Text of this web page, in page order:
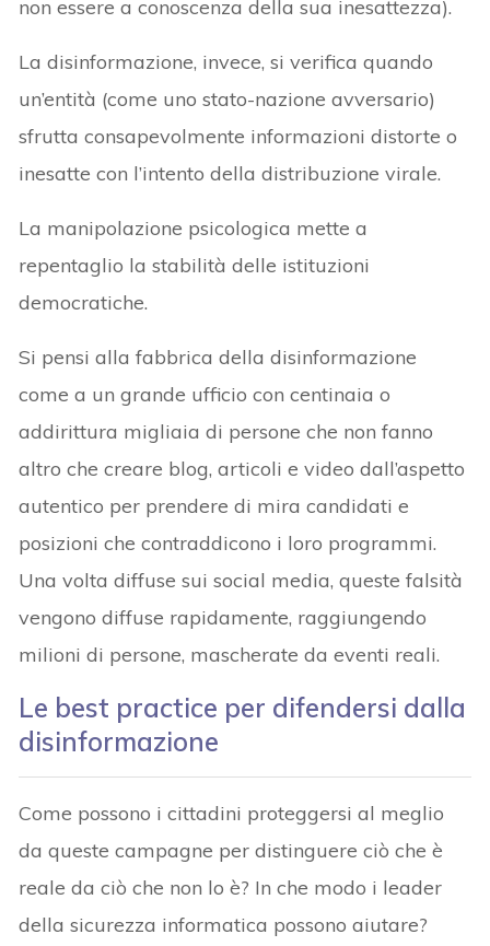
non essere a conoscenza della sua inesattezza).
La disinformazione, invece, si verifica quando
un’entità (come uno stato-nazione avversario)
sfrutta consapevolmente informazioni distorte o
inesatte con l’intento della distribuzione virale.
La manipolazione psicologica mette a
repentaglio la stabilità delle istituzioni
democratiche.
Si pensi alla fabbrica della disinformazione
come a un grande ufficio con centinaia o
addirittura migliaia di persone che non fanno
altro che creare blog, articoli e video dall’aspetto
autentico per prendere di mira candidati e
posizioni che contraddicono i loro programmi.
Una volta diffuse sui social media, queste falsità
vengono diffuse rapidamente, raggiungendo
milioni di persone, mascherate da eventi reali.
Le best practice per difendersi dalla
disinformazione
Come possono i cittadini proteggersi al meglio
da queste campagne per distinguere ciò che è
reale da ciò che non lo è? In che modo i leader
della sicurezza informatica possono aiutare?